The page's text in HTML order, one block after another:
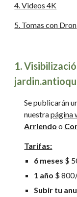
4. Videos 4K
5. Tomas con Dron
1.
Se publicarán
nuestrapágina
Arriendo o
Tarifas:
6 meses $
1 año $
Subir tu